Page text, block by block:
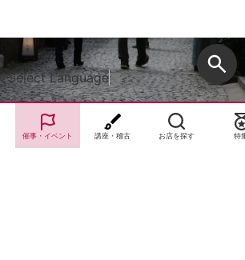
Select Language▼
催事・イベント 講座・稽古 お店を探す 特